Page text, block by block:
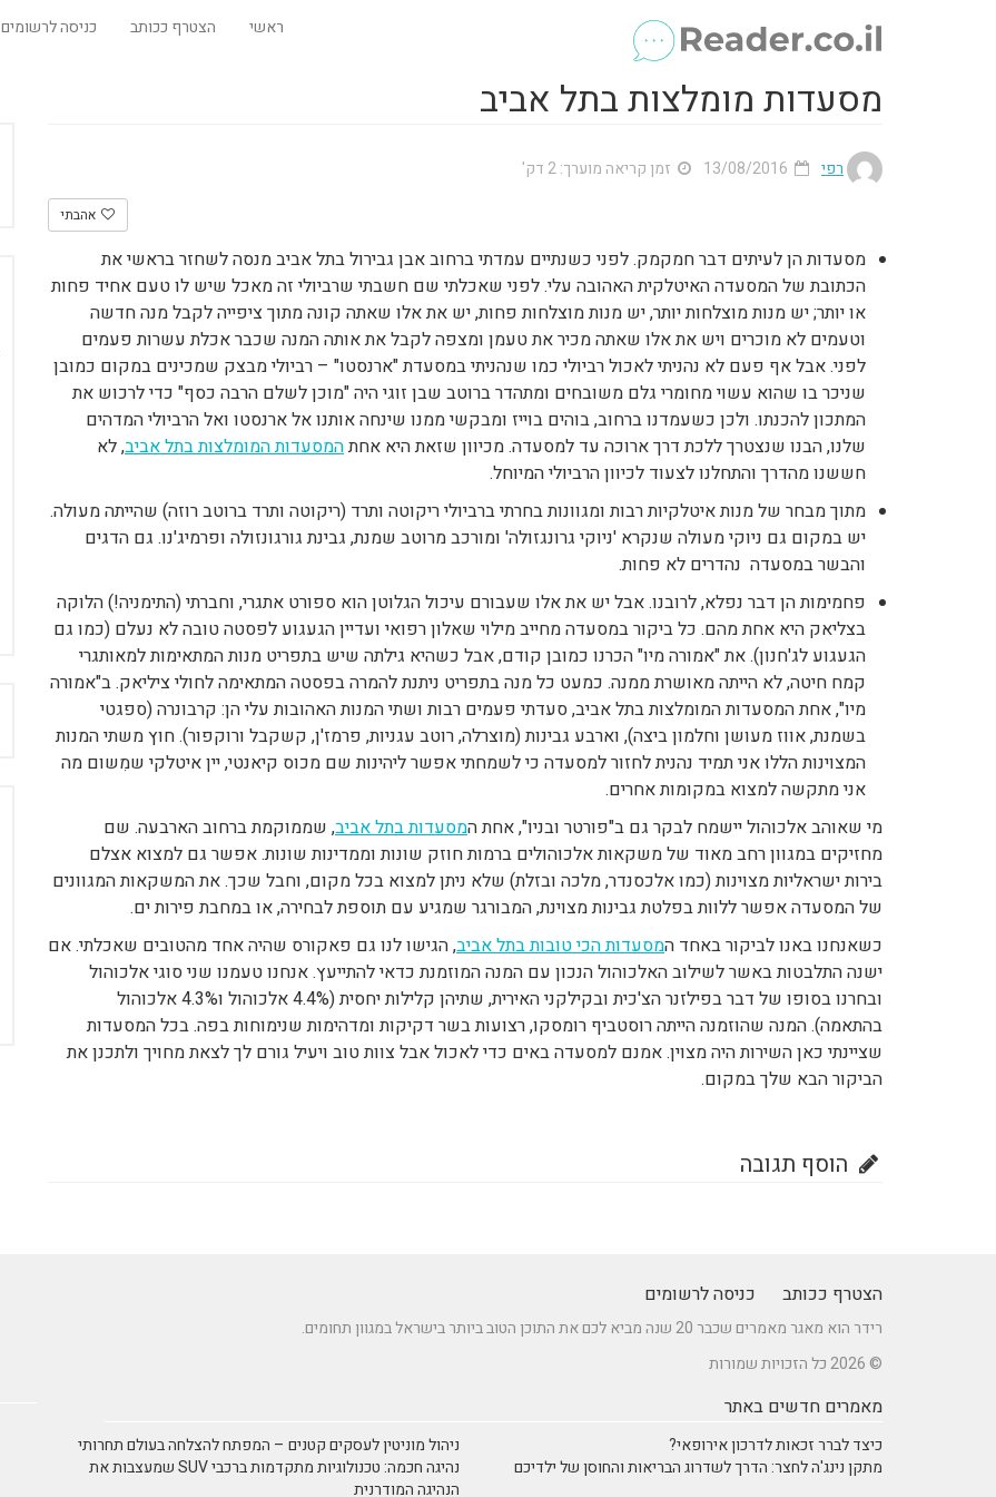
ראשי הצטרף ככותב כניסה לרשומים
מסעדות מומלצות בתל אביב
רפי זמן קריאה מוערך: 2 דק'
אהבתי
מסעדות הן לעיתים דבר חמקמק. לפני כשנתיים עמדתי ברחוב אבן גבירול בתל אביב מנסה לשחזר בראשי את
הכתובת של המסעדה האיטלקית האהובה עלי. לפני שאכלתי שם חשבתי שרביולי זה מאכל שיש לו טעם אחיד פחות
או יותר; יש מנות מוצלחות יותר, יש מנות מוצלחות פחות, יש את אלו שאתה קונה מתוך ציפייה לקבל מנה חדשה
וטעמים לא מוכרים ויש את אלו שאתה מכיר את טעמן ומצפה לקבל את אותה המנה שכבר אכלת עשרות פעמים
לפני. אבל אף פעם לא נהניתי לאכול רביולי כמו שנהניתי במסעדת "ארנסטו" – רביולי מבצק שמכינים במקום כמובן
שניכר בו שהוא עשוי מחומרי גלם משובחים ומתהדר ברוטב שבן זוגי היה "מוכן לשלם הרבה כסף" כדי לרכוש את
המתכון להכנתו. ולכן כשעמדנו ברחוב, בוהים בוייז ומבקשי ממנו שינחה אותנו אל ארנסטו ואל הרביולי המדהים
שלנו, הבנו שנצטרך ללכת דרך ארוכה עד למסעדה. מכיוון שזאת היא אחתהמסעדות המומלצות בתל אביב, לא
חששנו מהדרך והתחלנו לצעוד לכיוון הרביולי המיוחל.
מתוך מבחר של מנות איטלקיות רבות ומגוונות בחרתי ברביולי ריקוטה ותרד (ריקוטה ותרד ברוטב רוזה) שהייתה מעולה.
יש במקום גם ניוקי מעולה שנקרא 'ניוקי גרונגזולה' ומורכב מרוטב שמנת, גבינת גורגונזולה ופרמיג'נו. גם הדגים
והבשר במסעדה נהדרים לא פחות.
פחמימות הן דבר נפלא, לרובנו. אבל יש את אלו שעבורם עיכול הגלוטן הוא ספורט אתגרי, וחברתי (התימניה!) הלוקה
בצליאק היא אחת מהם. כל ביקור במסעדה מחייב מילוי שאלון רפואי ועדיין הגעגוע לפסטה טובה לא נעלם (כמו גם
הגעגוע לג'חנון). את "אמורה מיו" הכרנו כמובן קודם, אבל כשהיא גילתה שיש בתפריט מנות המתאימות למאותגרי
קמח חיטה, לא הייתה מאושרת ממנה. כמעט כל מנה בתפריט ניתנת להמרה בפסטה המתאימה לחולי ציליאק. ב"אמורה
מיו", אחת המסעדות המומלצות בתל אביב, סעדתי פעמים רבות ושתי המנות האהובות עלי הן: קרבונרה (ספגטי
בשמנת, אווז מעושן וחלמון ביצה), וארבע גבינות (מוצרלה, רוטב עגניות, פרמז'ן, קשקבל ורוקפור). חוץ משתי המנות
המצוינות הללו אני תמיד נהנית לחזור למסעדה כי לשמחתי אפשר ליהינות שם מכוס קיאנטי, יין איטלקי שמִשום מה
אני מתקשה למצוא במקומות אחרים.
מי שאוהב אלכוהול יישמח לבקר גם ב"פורטר ובניו", אחת המסעדות בתל אביב, שממוקמת ברחוב הארבעה. שם
מחזיקים במגוון רחב מאוד של משקאות אלכוהולים ברמות חוזק שונות וממדינות שונות. אפשר גם למצוא אצלם
בירות ישראליות מצוינות (כמו אלכסנדר, מלכה ובזלת) שלא ניתן למצוא בכל מקום, וחבל שכך. את המשקאות המגוונים
של המסעדה אפשר ללוות בפלטת גבינות מצוינת, המבורגר שמגיע עם תוספת לבחירה, או במחבת פירות ים.
כשאנחנו באנו לביקור באחד המסעדות הכי טובות בתל אביב, הגישו לנו גם פאקורס שהיה אחד מהטובים שאכלתי. אם
ישנה התלבטות באשר לשילוב האלכוהול הנכון עם המנה המוזמנת כדאי להתייעץ. אנחנו טעמנו שני סוגי אלכוהול
ובחרנו בסופו של דבר בפילזנר הצ'כית ובקילקני האירית, שתיהן קלילות יחסית (4.4% אלכוהול ו4.3% אלכוהול
בהתאמה). המנה שהוזמנה הייתה רוסטביף רומסקו, רצועות בשר דקיקות ומדהימות שנימוחות בפה. בכל המסעדות
שציינתי כאן השירות היה מצוין. אמנם למסעדה באים כדי לאכול אבל צוות טוב ויעיל גורם לך לצאת מחויך ולתכנן את
הביקור הבא שלך במקום.
הוסף תגובה
הצטרף ככותב כניסה לרשומים
רידר הוא מאגר מאמרים שכבר 20 שנה מביא לכם את התוכן הטוב ביותר בישראל במגוון תחומים.
© 2026 כל הזכויות שמורות
מאמרים חדשים באתר
כיצד לברר זכאות לדרכון אירופאי?
ניהול מוניטין לעסקים קטנים – המפתח להצלחה בעולם תחרותי
מתקן נינג'ה לחצר: הדרך לשדרוג הבריאות והחוסן של ילדיכם
נהיגה חכמה: טכנולוגיות מתקדמות ברכבי SUV שמעצבות את
הנהיגה המודרנית